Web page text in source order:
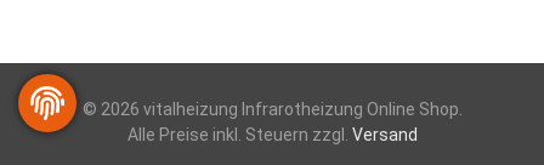
© 2026 vitalheizung Infrarotheizung Online Shop.
Alle Preise inkl. Steuern zzgl. Versand